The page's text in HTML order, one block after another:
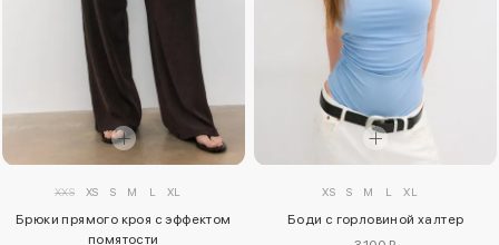
XXS XS S M L XL
Брюки прямого кроя с эффектом
помятости
XS S M L XL
Боди с горловиной халтер